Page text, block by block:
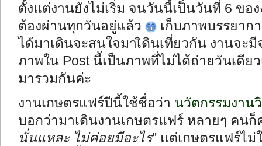
ตั้งแต่งานยังไม่เริ่ม จนวันนี้เป็นวันที่ 6 ขอ
ต้องผ่านทุกวันอยู่แล้ว
เก็บภาพบรรยาก
ได้มาเดินจะสนใจมาเิดินเที่ยวกัน งานจะ
ภาพใน Post นี้เป็นภาพที่ไม่ได้ถ่ายวันเดีย
มารวมกันค่ะ
งานเกษตรแฟร์ปีนี้ใช้ชื่อว่า นวัตกรรมงาน
บอกว่ามาเดินงานเกษตรแฟร์ หลายๆ คนก็
นั่นแหละ ไม่ค่อยมีอะไร" แต่เกษตรแฟร์ไ